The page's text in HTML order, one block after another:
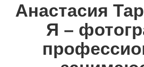
Анастасия
Я –